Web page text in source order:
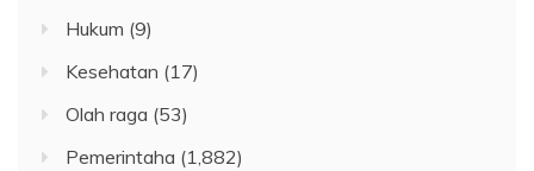
Hukum (9)
Kesehatan (17)
Olah raga (53)
Pemerintaha (1,882)